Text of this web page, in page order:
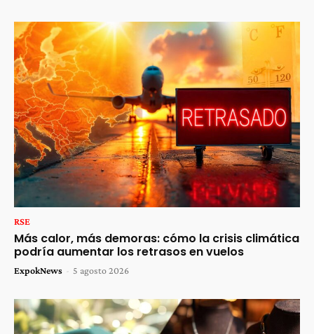
RSE
Más calor, más demoras: cómo la crisis climática
podría aumentar los retrasos en vuelos
ExpokNews - 5 agosto 2026